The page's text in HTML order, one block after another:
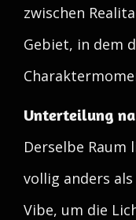
zwischen
Gebiet, in dem
Unterteilung
Derselbe Raum
vollig anders
Vibe, um die